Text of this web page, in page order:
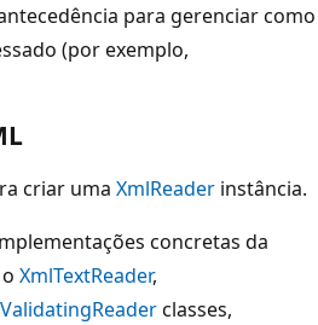
para gerenciar como
(por exemplo,
criar uma XmlReader instância.
concretas da
XmlTextReader,
classes,